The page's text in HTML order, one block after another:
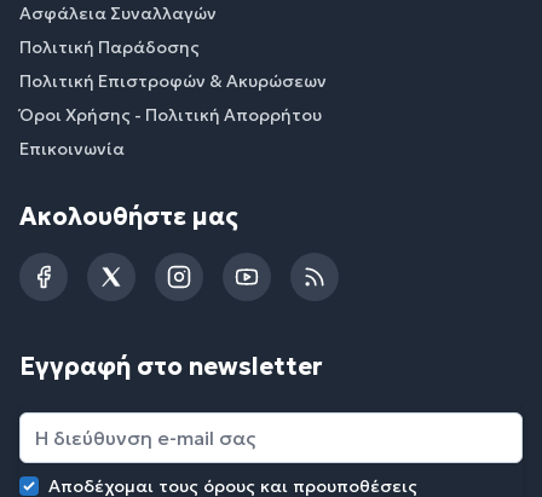
Ασφάλεια Συναλλαγών
Πολιτική Παράδοσης
Πολιτική Επιστροφών & Ακυρώσεων
Όροι Χρήσης - Πολιτική Απορρήτου
Επικοινωνία
Ακολουθήστε μας
FacebookTwitterInstagramYouTubeRSS
Εγγραφή στο newsletter
Αποδέχομαι τους όρους και προυποθέσεις